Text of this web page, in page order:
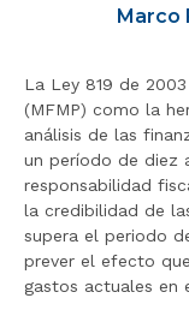
n
c
i
o
Marco
La Ley 819 de
(MFMP) como la
análisis de las
un período de diez
responsabilidad
la credibilidad de
supera el periodo
prever el efecto
gastos actuales en